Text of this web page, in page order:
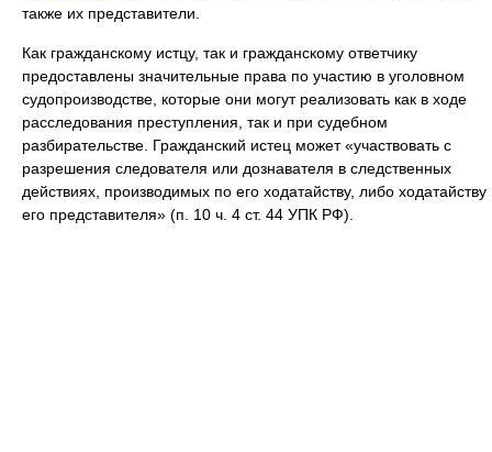
также их представители.
Как гражданскому истцу, так и гражданскому ответчику
предоставлены значительные права по участию в уголовном
судопроизводстве, которые они могут реализовать как в ходе
расследования преступления, так и при судебном
разбирательстве. Гражданский истец может «участвовать с
разрешения следователя или дознавателя в следственных
действиях, производимых по его ходатайству, либо ходатайству
его представителя» (п. 10 ч. 4 ст. 44 УПК РФ).